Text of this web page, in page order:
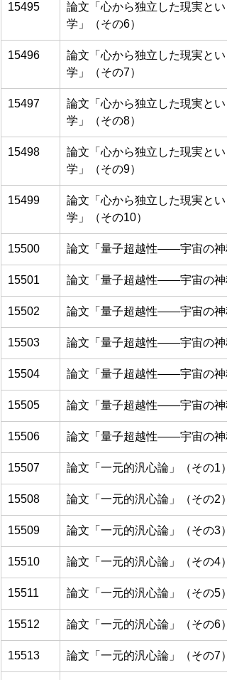
15495
論文「心から独立した現実と
学」（その6）
15496
論文「心から独立した現実と
学」（その7）
15497
論文「心から独立した現実と
学」（その8）
15498
論文「心から独立した現実と
学」（その9）
15499
論文「心から独立した現実と
学」（その10）
15500 論文「量子超越性――宇宙の神
15501 論文「量子超越性――宇宙の神
15502 論文「量子超越性――宇宙の神
15503 論文「量子超越性――宇宙の神
15504 論文「量子超越性――宇宙の神
15505 論文「量子超越性――宇宙の神
15506 論文「量子超越性――宇宙の神
15507 論文「一元的汎心論」（その1）
15508 論文「一元的汎心論」（その2）
15509 論文「一元的汎心論」（その3）
15510 論文「一元的汎心論」（その4）
15511 論文「一元的汎心論」（その5）
15512 論文「一元的汎心論」（その6）
15513 論文「一元的汎心論」（その7）